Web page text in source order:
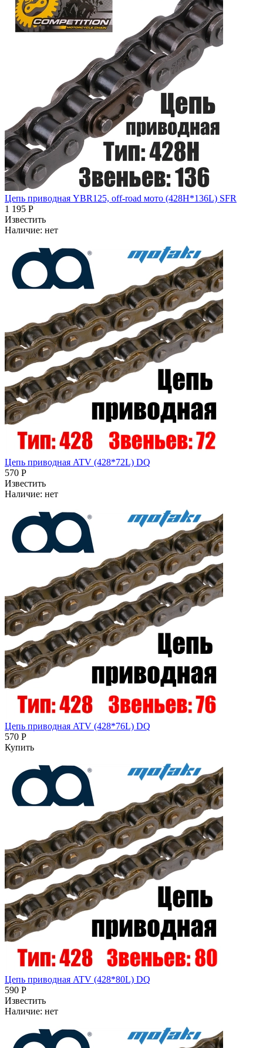
Цепь приводная YBR125, off-road мото (428H*136L) SFR
1 195 Р
Известить
Наличие: нет
Цепь приводная ATV (428*72L) DQ
570 Р
Известить
Наличие: нет
Цепь приводная ATV (428*76L) DQ
570 Р
Купить
Цепь приводная ATV (428*80L) DQ
590 Р
Известить
Наличие: нет